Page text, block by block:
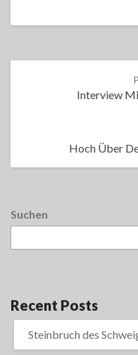
Interview
Hoch Über
Suchen
Recent Posts
Steinbruch des